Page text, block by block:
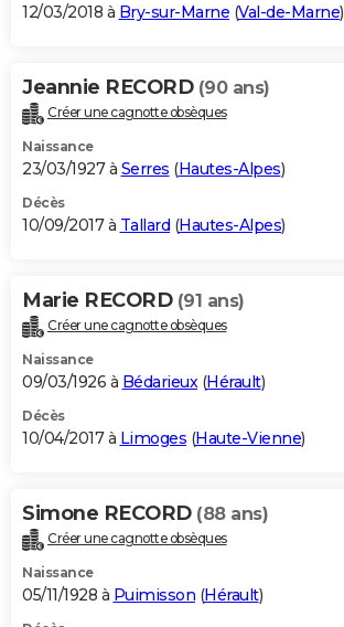
12/03/2018 à Bry-sur-Marne (Val-de-Marne)
Jeannie RECORD (90 ans)
Créer une cagnotte obsèques
Naissance
23/03/1927 à Serres (Hautes-Alpes)
Décès
10/09/2017 à Tallard (Hautes-Alpes)
Marie RECORD (91 ans)
Créer une cagnotte obsèques
Naissance
09/03/1926 à Bédarieux(Hérault)
Décès
10/04/2017 à Limoges (Haute-Vienne)
Simone RECORD (88 ans)
Créer une cagnotte obsèques
Naissance
05/11/1928 à Puimisson (Hérault)